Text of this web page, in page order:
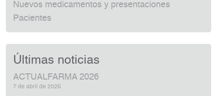
Nuevos medicamentos y presentaciones
Pacientes
Últimas noticias
ACTUALFARMA 2026
7 de abril de 2026